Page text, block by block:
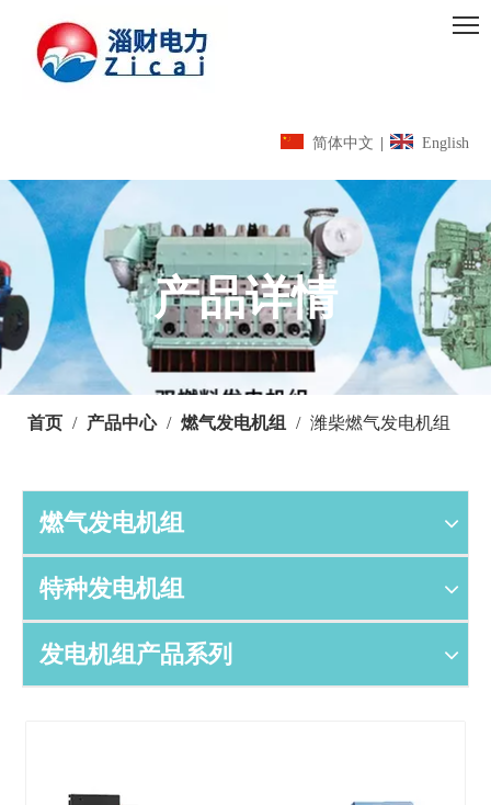
简体中文 English
产品详情
首页 / 产品中心 / 燃气发电机组 / 潍柴燃气发电机组
燃气发电机组
特种发电机组
发电机组产品系列